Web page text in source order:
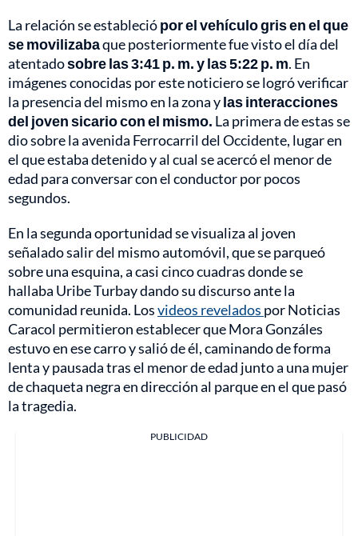
La relación se estableciópor el vehículo gris en el que
se movilizabaque posteriormente fue visto el día del
atentadosobre las 3:41 p. m. y las 5:22 p. m. En
imágenes conocidas por este noticiero se logró verificar
la presencia del mismo en la zona ylas interacciones
del joven sicario con el mismo. La primera de estas se
dio sobre la avenida Ferrocarril del Occidente, lugar en
el que estaba detenido y al cual se acercó el menor de
edad para conversar con el conductor por pocos
segundos.
En la segunda oportunidad se visualiza al joven
señalado salir del mismo automóvil, que se parqueó
sobre una esquina, a casi cinco cuadras donde se
hallaba Uribe Turbay dando su discurso ante la
comunidad reunida. Losvideos revelados por Noticias
Caracol permitieron establecer que Mora Gonzáles
estuvo en ese carro y salió de él, caminando de forma
lenta y pausada tras el menor de edad junto a una mujer
de chaqueta negra en dirección al parque en el que pasó
la tragedia.
PUBLICIDAD